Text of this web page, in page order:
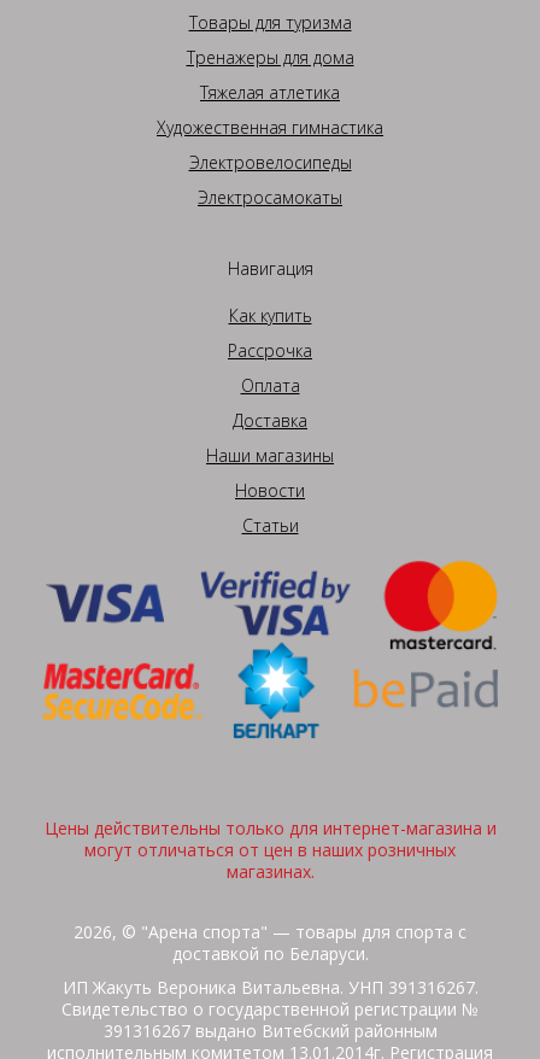
Товары для туризма
Тренажеры для дома
Тяжелая атлетика
Художественная гимнастика
Электровелосипеды
Электросамокаты
Навигация
Как купить
Рассрочка
Оплата
Доставка
Наши магазины
Новости
Статьи
Цены действительны только для интернет-магазина и
могут отличаться от цен в наших розничных
магазинах.
2026, © "Арена спорта" — товары для спорта с
доставкой по Беларуси.
ИП Жакуть Вероника Витальевна. УНП 391316267.
Свидетельство о государственной регистрации №
391316267 выдано Витебский районным
исполнительным комитетом 13.01.2014г. Регистрация